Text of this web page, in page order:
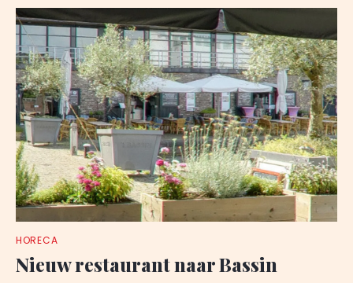
HORECA
Nieuw restaurant naar Bassin